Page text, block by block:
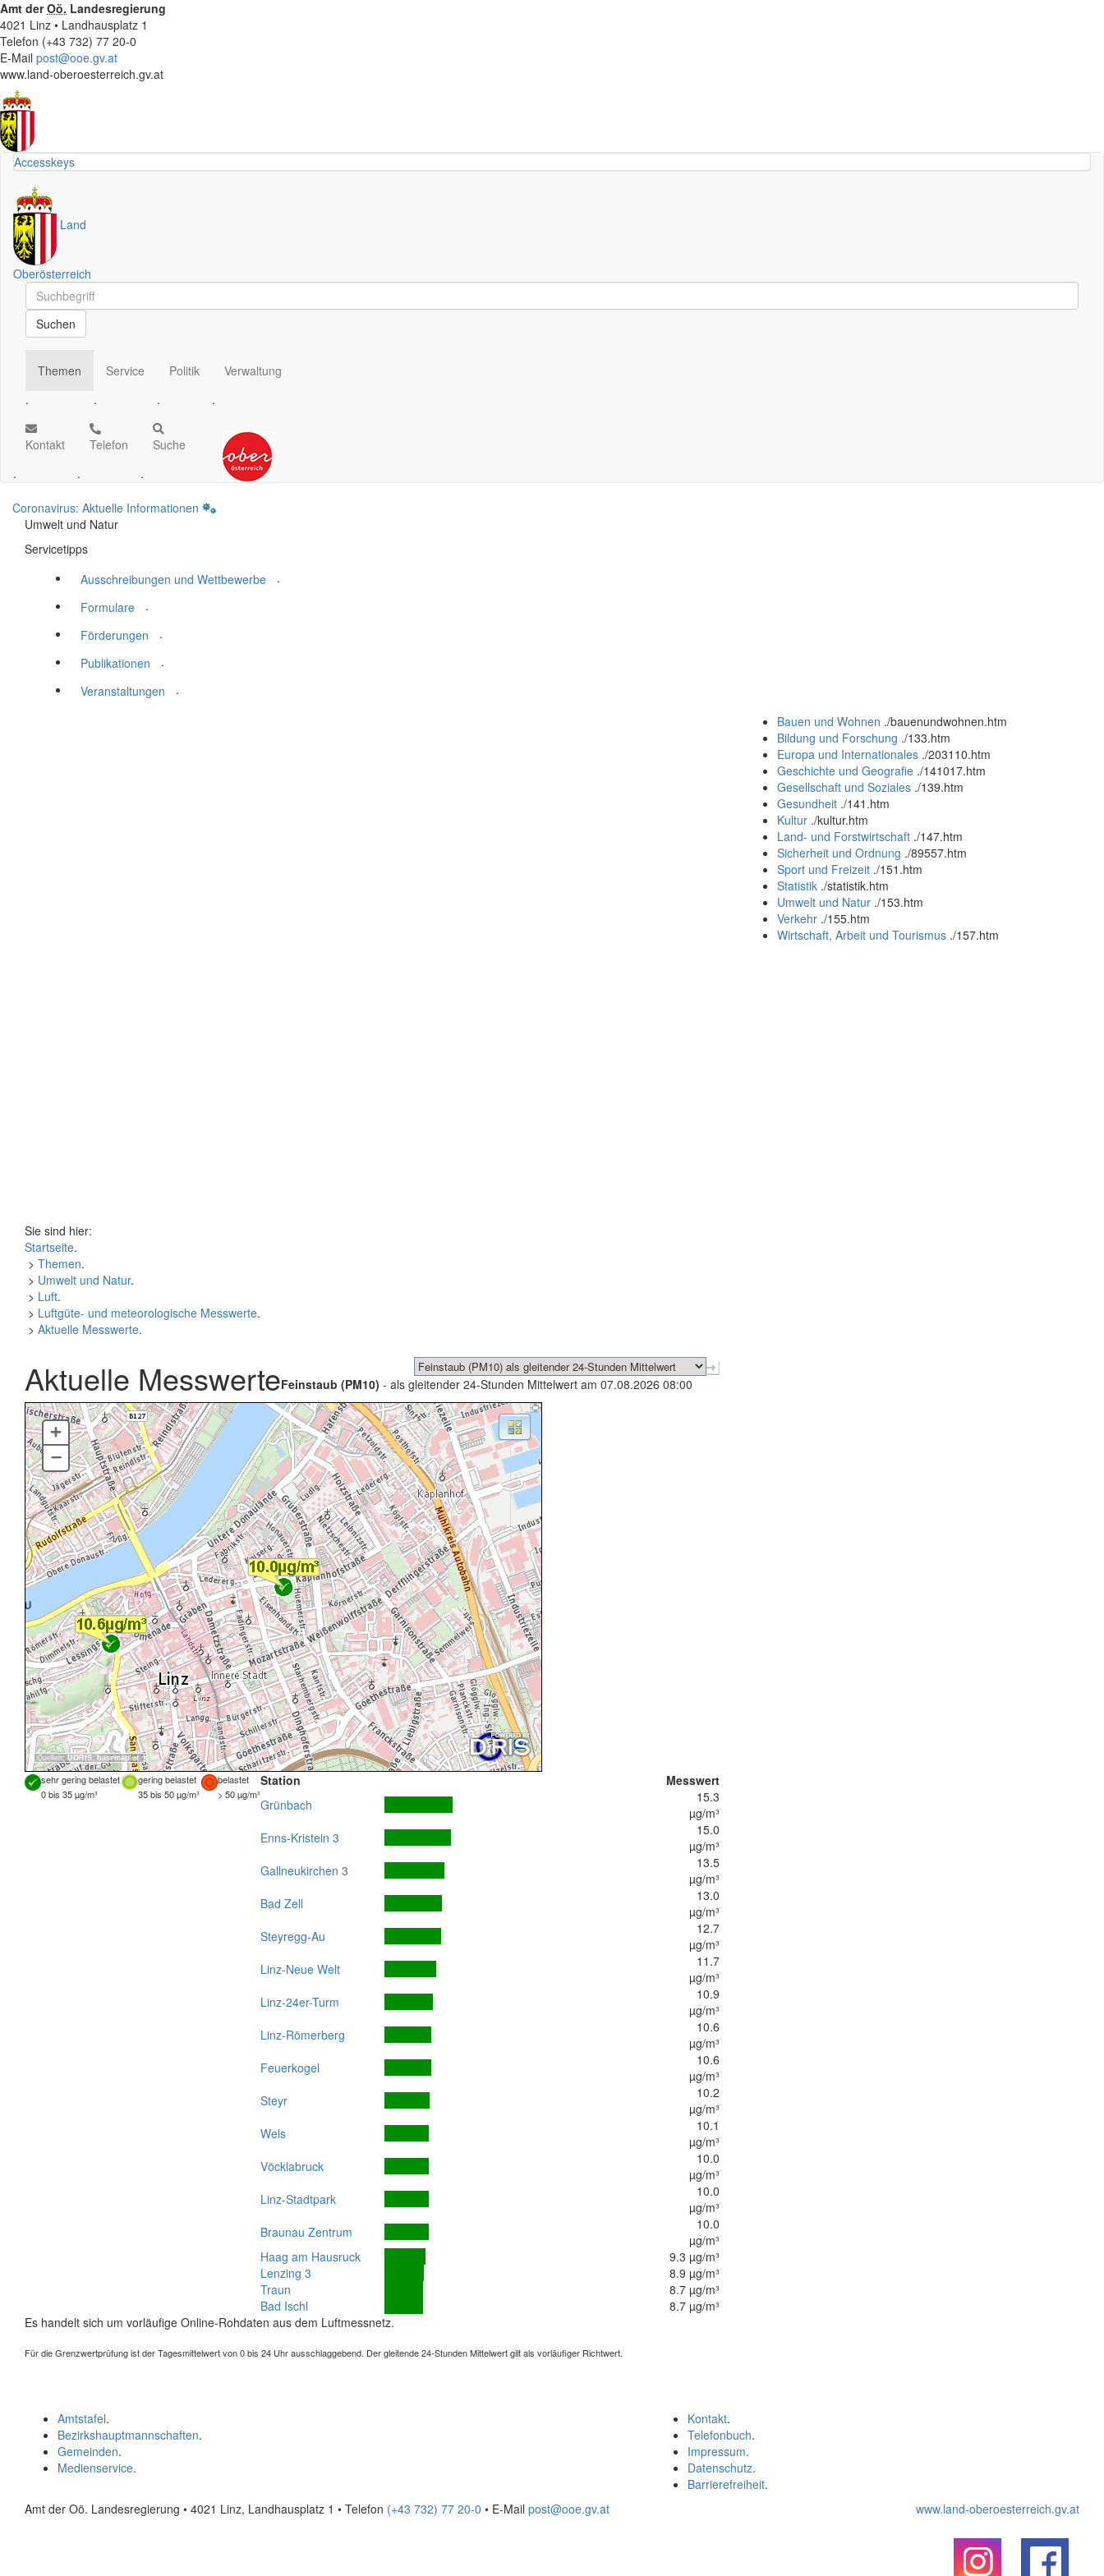
Amt derOö. Landesregierung
4021 Linz • Landhausplatz 1
Telefon (+43 732) 77 20-0
E-Mail post@ooe.gv.at
www.land-oberoesterreich.gv.at
Accesskeys
Land
Oberösterreich
Schnellsuche
Schnellsuche
Suchen
Themen
.
Service
.
Politik
.
Verwaltung
.
Kontakt
.
Telefon
.
Suche
.
Coronavirus: Aktuelle Informationen
Umwelt und Natur
Servicetipps
Ausschreibungen und Wettbewerbe
.
Formulare
.
Förderungen
.
Publikationen
.
Veranstaltungen
.
Bauen und Wohnen ./bauenundwohnen.htm
Bildung und Forschung ./133.htm
Europa und Internationales ./203110.htm
Geschichte und Geografie ./141017.htm
Gesellschaft und Soziales ./139.htm
Gesundheit ./141.htm
Kultur ./kultur.htm
Land- und Forstwirtschaft ./147.htm
Sicherheit und Ordnung ./89557.htm
Sport und Freizeit ./151.htm
Statistik ./statistik.htm
Umwelt und Natur ./153.htm
Verkehr ./155.htm
Wirtschaft, Arbeit und Tourismus ./157.htm
Sie sind hier:
Startseite.
> Themen.
> Umwelt und Natur.
> Luft.
> Luftgüte- und meteorologische Messwerte.
> Aktuelle Messwerte.
Aktuelle MesswerteFeinstaub (PM10) - als gleitender 24-Stunden Mittelwert am 07.08.2026 08:00
Quellen:DORIS, basemap.at
+
–
sehr gering belastet gering belastet
belastet
0 bis 35 µg/m³
35 bis 50 µg/m³ > 50 µg/m³
Station
Messwert
Grünbach
15.3
µg/m³
Enns-Kristein 3
15.0
µg/m³
Gallneukirchen 3
13.5
µg/m³
Bad Zell
13.0
µg/m³
Steyregg-Au
12.7
µg/m³
Linz-Neue Welt
11.7
µg/m³
Linz-24er-Turm
10.9
µg/m³
Linz-Römerberg
10.6
µg/m³
Feuerkogel
10.6
µg/m³
Steyr
10.2
µg/m³
Wels
10.1
µg/m³
Vöcklabruck
10.0
µg/m³
Linz-Stadtpark
10.0
µg/m³
Braunau Zentrum
10.0
µg/m³
Haag am Hausruck
9.3 µg/m³
Lenzing 3
8.9 µg/m³
Traun
8.7 µg/m³
Bad Ischl
8.7 µg/m³
Es handelt sich um vorläufige Online-Rohdaten aus dem Luftmessnetz.
Für die Grenzwertprüfung ist der Tagesmittelwert von 0 bis 24 Uhr ausschlaggebend. Der gleitende 24-Stunden Mittelwert gilt als vorläufiger Richtwert.
Kontakt.
Telefonbuch.
Impressum.
Datenschutz.
Barrierefreiheit.
Amtstafel.
Bezirkshauptmannschaften.
Gemeinden.
Medienservice.
Amt der Oö. Landesregierung • 4021 Linz, Landhausplatz 1 • Telefon (+43 732) 77 20-0 • E-Mail post@ooe.gv.at www.land-oberoesterreich.gv.at